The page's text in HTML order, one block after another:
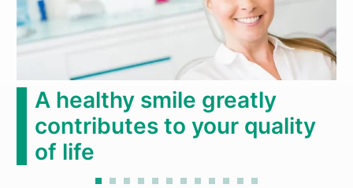
A healthy smile greatly
contributes to your quality
of life